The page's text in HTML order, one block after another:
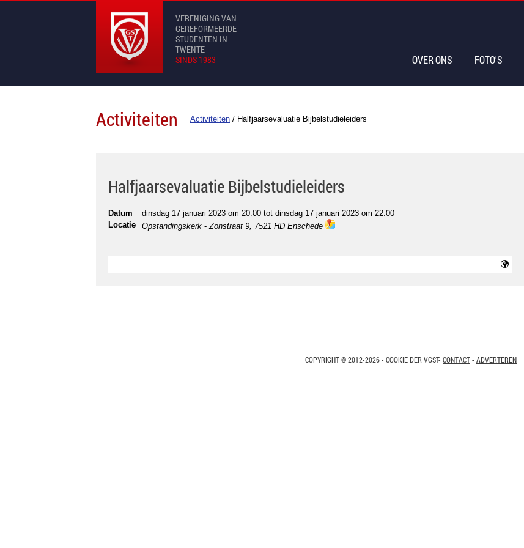
VERENIGING VAN
GEREFORMEERDE
STUDENTEN IN
TWENTE
SINDS 1983
OVER ONS FOTO'S
Activiteiten Activiteiten / Halfjaarsevaluatie Bijbelstudieleiders
Halfjaarsevaluatie Bijbelstudieleiders
Datum dinsdag 17 januari 2023 om 20:00 tot dinsdag 17 januari 2023 om 22:00
Locatie
Opstandingskerk -Zonstraat 9, 7521 HD Enschede
COPYRIGHT © 2012-2026 - COOKIE DER VGST- CONTACT- ADVERTEREN